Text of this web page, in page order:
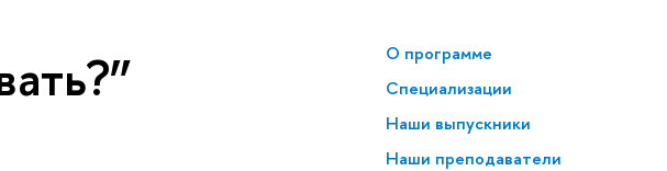
О программе
Специализации
Наши выпускники
Наши преподаватели